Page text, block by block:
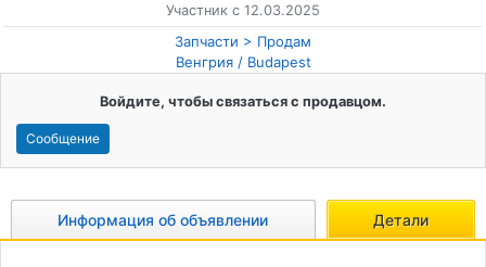
Участник с 12.03.2025
Запчасти
Продам
Венгрия / Budapest
Войдите, чтобы связаться с продавцом.
Сообщение
Информация об объявлении Детали